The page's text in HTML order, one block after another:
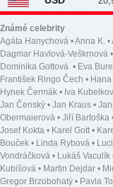
Známé celebrity
Agáta Hanychová •Anna K. •
Dagmar Havlová-Veškrnová •
Dominika Gottová • Eva
František Ringo Čech •
Hynek Čermák • Iva
Jan Čenský • Jan Kraus •
Obermaierová • Jiří Bartoška
Josef Kokta • Karel Gott•
Bouček • Linda Rybová •
Vondráčková • Lukáš Vaculík
Kubišová • Martin Dejdar •
Gregor Brzobohatý • Pavla